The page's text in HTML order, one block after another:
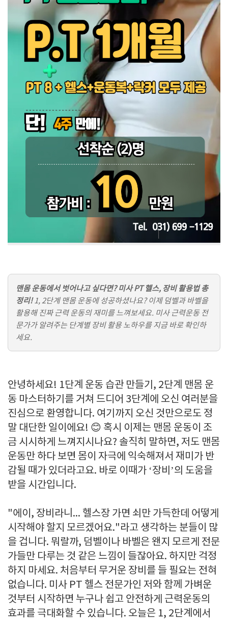
맨몸 운동에서 벗어나고 싶다면? 미사 PT 헬스, 장비 활용법 총
정리!1, 2단계 맨몸 운동에 성공하셨나요? 이제 덤벨과 바벨을
활용해 진짜 근력 운동의 재미를 느껴보세요. 미사 근력운동 전
문가가 알려주는 단계별 장비 활용 노하우를 지금 바로 확인하
세요.
안녕하세요! 1단계 운동 습관 만들기, 2단계 맨몸 운
동 마스터하기를 거쳐 드디어 3단계에 오신 여러분을
진심으로 환영합니다. 여기까지 오신 것만으로도 정
말 대단한 일이에요! 😊 혹시 이제는 맨몸 운동이 조
금 시시하게 느껴지시나요? 솔직히 말하면, 저도 맨몸
운동만 하다 보면 몸이 자극에 익숙해져서 재미가 반
감될 때가 있더라고요. 바로 이때가 ‘장비’의 도움을
받을 시간입니다.
"에이, 장비라니... 헬스장 가면 쇠만 가득한데 어떻게
시작해야 할지 모르겠어요."라고 생각하는 분들이 많
을 겁니다. 뭐랄까, 덤벨이나 바벨은 왠지 모르게 전문
가들만 다루는 것 같은 느낌이 들잖아요. 하지만 걱정
하지 마세요. 처음부터 무거운 장비를 들 필요는 전혀
없습니다. 미사 PT 헬스 전문가인 저와 함께 가벼운
것부터 시작하면 누구나 쉽고 안전하게 근력운동의
효과를 극대화할 수 있습니다. 오늘은 1, 2단계에서